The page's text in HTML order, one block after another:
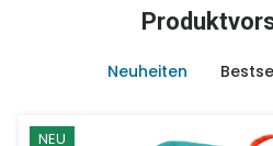
Neuheiten
NEU